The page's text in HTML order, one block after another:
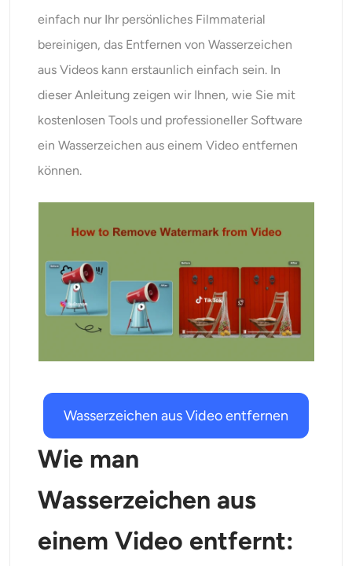
KI neu einfärben
KI-Stil-Bildgenerator
Hochformat-Werkzeuge
Frisuren-Wechsler
KI-Baby
KI-Filter
Headshot-Generator Pro
KI-Headshot-Generator
Video-Werkzeuge
Videoeffekte
Video-Verstärker
einfach nur Ihr persönliches Filmmaterial
bereinigen, das Entfernen von Wasserzeichen
aus Videos kann erstaunlich einfach sein. In
dieser Anleitung zeigen wir Ihnen, wie Sie mit
kostenlosen Tools und professioneller Software
ein Wasserzeichen aus einem Video entfernen
können.
Wasserzeichen aus Video entfernen
Wie man
Wasserzeichen aus
einem Video entfernt: